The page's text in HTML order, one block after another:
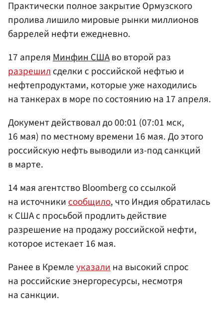
Практически полное закрытие Ормузского
пролива лишило мировые рынки миллионов
баррелей нефти ежедневно.
17 апреляМинфин СШАво второй раз
разрешилсделки с российской нефтью и
нефтепродуктами, которые уже находились
на танкерах в море по состоянию на 17 апреля.
Документ действовал до 00:01 (07:01 мск,
16 мая) по местному времени 16 мая. До этого
российскую нефть выводили из-под санкций
в марте.
14 мая агентство Bloomberg со ссылкой
на источникисообщило, что Индия обратилась
к США с просьбой продлить действие
разрешение на продажу российской нефти,
которое истекает 16 мая.
Ранее в Кремлеуказалина высокий спрос
на российские энергоресурсы, несмотря
на санкции.